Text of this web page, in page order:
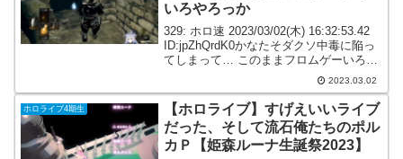
いろやろっか
329: ホロ速 2023/03/02(木) 16:32:53.42
ID:jpZhQrdK0かなたそダクソ中毒に陥っ
てしまって… このままフロムゲーいろい
ろやろっか332: ホロ速 2023/03/02(木)
2023.03.02
ホロライブ4期生
【ホロライブ】すげえいいライブ
だった、そして流石俺たちのポル
カＰ【姫森ルーナ生誕祭2023】